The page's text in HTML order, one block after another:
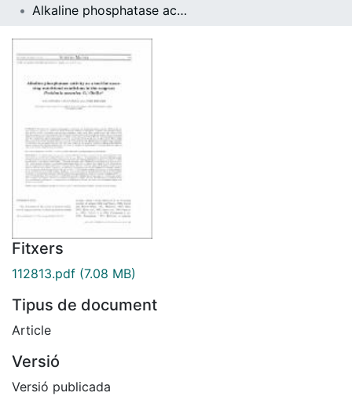
Alkaline phosphatase activity as a tool for assessing nutritional conditions in the seagrass Posidonia oceanica.(L.) Delile
Fitxers
112813.pdf (7.08 MB)
Tipus de document
Article
Versió
Versió publicada